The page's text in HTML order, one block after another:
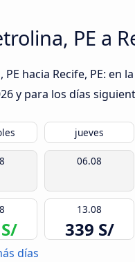
PE a
hacia Recife, PE:
y para los días
jueves
06.08
13.08
339 S/
días